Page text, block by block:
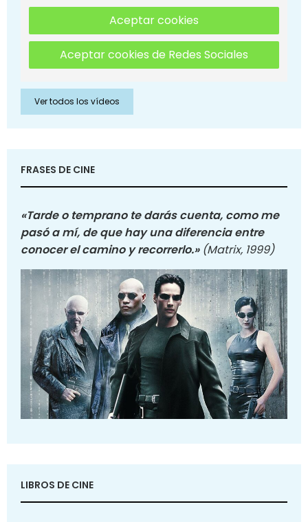
Aceptar cookies
Aceptar cookies de Redes Sociales
Ver todos los vídeos
FRASES DE CINE
«Tarde o temprano te darás cuenta, como me
pasó a mí, de que hay una diferencia entre
conocer el camino y recorrerlo.» (Matrix, 1999)
LIBROS DE CINE